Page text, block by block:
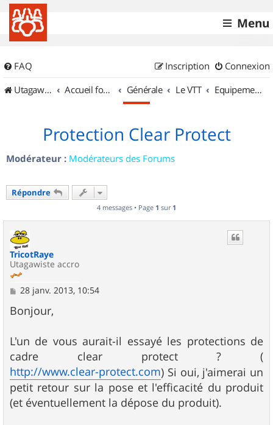
Menu
FAQ Connexion
Inscription
UtagawaVTT (Randos VTT et VTTAE avec traces GPS)
Accueil forum Générale Le VTT Equipements et Accessoires
Protection Clear Protect
Modérateur : Modérateurs des Forums
Répondre
4 messages • Page 1 sur 1
TricotRaye
Utagawiste accro
M
s
s
g
e
28 janv. 2013, 10:54
Bonjour,
L'un de vous aurait-il essayé les protections de
cadre clear protect ? (
http://www.clear-protect.com) Si oui, j'aimerai un
petit retour sur la pose et l'efficacité du produit
(et éventuellement la dépose du produit).